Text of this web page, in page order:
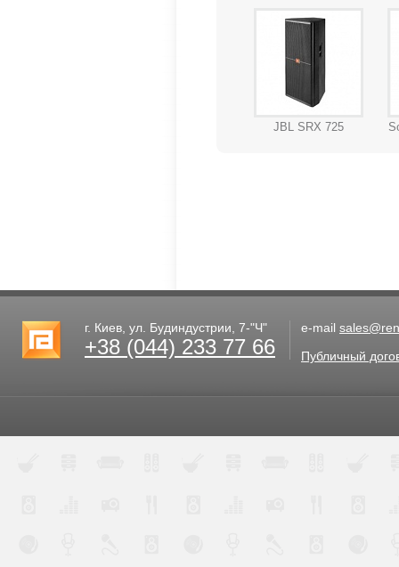
JBL SRX 725
г. Киев, ул. Будиндустрии, 7-"Ч"
+38 (044) 233 77 66
e-mail
Публичный